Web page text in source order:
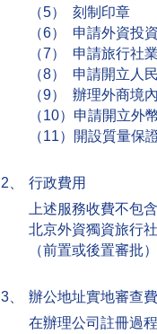
（5） 刻制印章
（6） 申請外資投
（7） 申請旅行社
（8） 申請開立人
（9） 辦理外商境
（10）申請開立外
（11）開設質量保
2、
行政費用
上述服務收費不包
北京外資獨資旅行
（前置或後置審批
3、
辦公地址實地審查
在辦理公司註冊過